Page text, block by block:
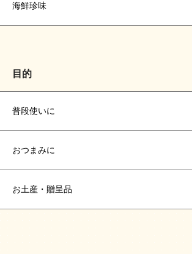
海鮮珍味
目的
普段使いに
おつまみに
お土産・贈呈品